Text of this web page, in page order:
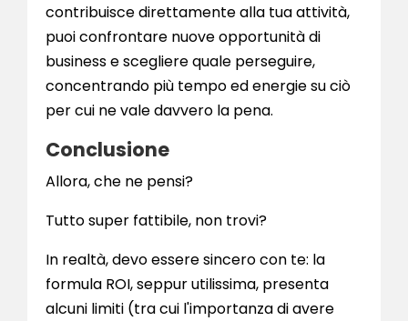
contribuisce direttamente alla tua attività,
puoi confrontare nuove opportunità di
business e scegliere quale perseguire,
concentrando più tempo ed energie su ciò
per cui ne vale davvero la pena.
Conclusione
Allora, che ne pensi?
Tutto super fattibile, non trovi?
In realtà, devo essere sincero con te: la
formula ROI, seppur utilissima, presenta
alcuni limiti (tra cui l'importanza di avere